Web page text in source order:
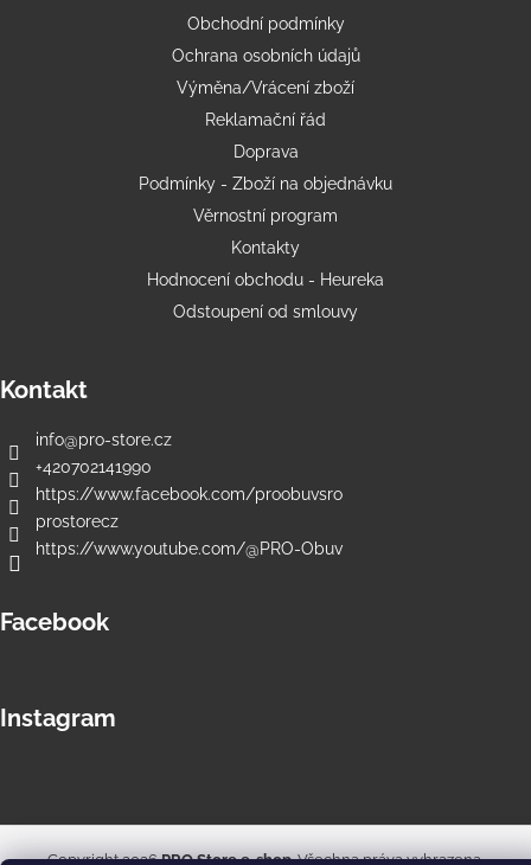
Obchodní podmínky
Ochrana osobních údajů
Výměna/Vrácení zboží
Reklamační řád
Doprava
Podmínky - Zboží na objednávku
Věrnostní program
Kontakty
Hodnocení obchodu - Heureka
Odstoupení od smlouvy
Kontakt
info@pro-store.cz
+420702141990
https://www.facebook.com/proobuvsro
prostorecz
https://www.youtube.com/@PRO-Obuv
Facebook
Instagram
Copyright 2026PRO Store e-shop. Všechna práva vyhrazena.